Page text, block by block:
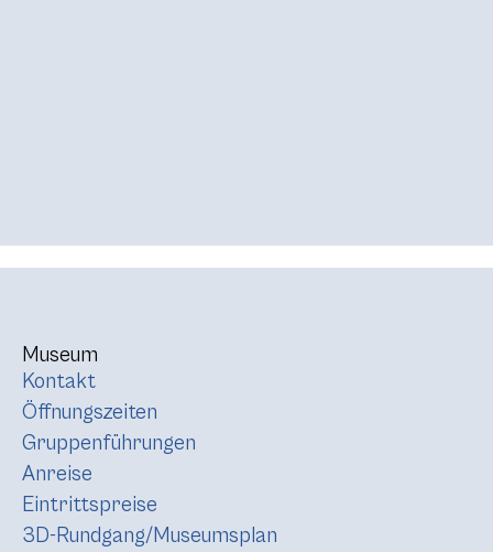
Museum
Kontakt
Öffnungszeiten
Gruppenführungen
Anreise
Eintrittspreise
3D-Rundgang/Museumsplan